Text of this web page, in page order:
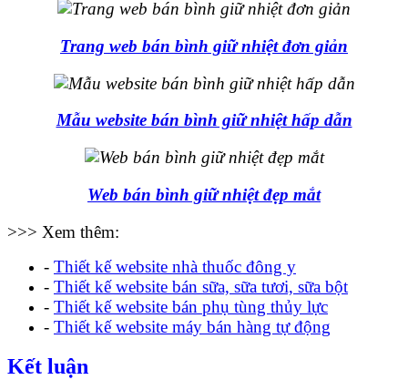
Trang web bán bình giữ nhiệt đơn giản
Mẫu website bán bình giữ nhiệt hấp dẫn
Web bán bình giữ nhiệt đẹp mắt
>>> Xem thêm:
- Thiết kế website nhà thuốc đông y
- Thiết kế website bán sữa, sữa tươi, sữa bột
- Thiết kế website bán phụ tùng thủy lực
- Thiết kế website máy bán hàng tự động
Kết luận